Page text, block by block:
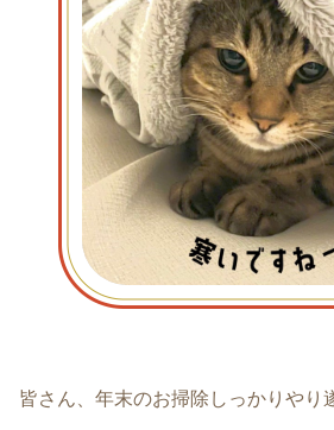
皆さん、年末のお掃除しっかりやり